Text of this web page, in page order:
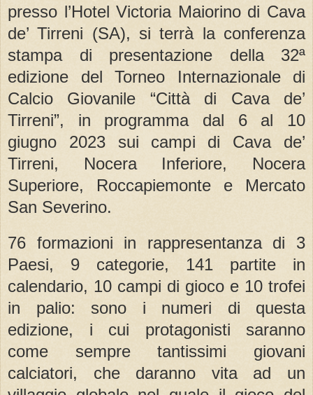
presso l’Hotel Victoria Maiorino di Cava
de’ Tirreni (SA), si terrà la conferenza
stampa di presentazione della 32ª
edizione del Torneo Internazionale di
Calcio Giovanile “Città di Cava de’
Tirreni”, in programma dal 6 al 10
giugno 2023 sui campi di Cava de’
Tirreni, Nocera Inferiore, Nocera
Superiore, Roccapiemonte e Mercato
San Severino.
76 formazioni in rappresentanza di 3
Paesi, 9 categorie, 141 partite in
calendario, 10 campi di gioco e 10 trofei
in palio: sono i numeri di questa
edizione, i cui protagonisti saranno
come sempre tantissimi giovani
calciatori, che daranno vita ad un